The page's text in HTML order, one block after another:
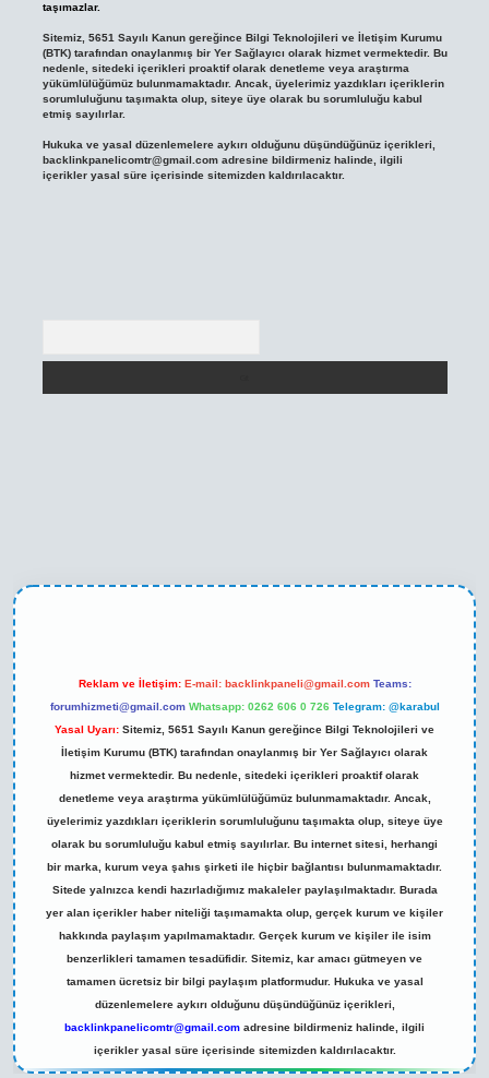
taşımazlar.
Sitemiz, 5651 Sayılı Kanun gereğince Bilgi Teknolojileri ve İletişim Kurumu
(BTK) tarafından onaylanmış bir Yer Sağlayıcı olarak hizmet vermektedir. Bu
nedenle, sitedeki içerikleri proaktif olarak denetleme veya araştırma
yükümlülüğümüz bulunmamaktadır. Ancak, üyelerimiz yazdıkları içeriklerin
sorumluluğunu taşımakta olup, siteye üye olarak bu sorumluluğu kabul
etmiş sayılırlar.
Hukuka ve yasal düzenlemelere aykırı olduğunu düşündüğünüz içerikleri,
backlinkpanelicomtr@gmail.comadresine bildirmeniz halinde, ilgili
içerikler yasal süre içerisinde sitemizden kaldırılacaktır.
Reklam ve İletişim: E-mail: backlinkpaneli@gmail.com Teams:
forumhizmeti@gmail.com Whatsapp: 0262 606 0 726 Telegram: @karabul
Yasal Uyarı: Sitemiz, 5651 Sayılı Kanun gereğince Bilgi Teknolojileri ve
İletişim Kurumu (BTK) tarafından onaylanmış bir Yer Sağlayıcı olarak
hizmet vermektedir. Bu nedenle, sitedeki içerikleri proaktif olarak
denetleme veya araştırma yükümlülüğümüz bulunmamaktadır. Ancak,
üyelerimiz yazdıkları içeriklerin sorumluluğunu taşımakta olup, siteye üye
olarak bu sorumluluğu kabul etmiş sayılırlar. Bu internet sitesi, herhangi
bir marka, kurum veya şahıs şirketi ile hiçbir bağlantısı bulunmamaktadır.
Sitede yalnızca kendi hazırladığımız makaleler paylaşılmaktadır. Burada
yer alan içerikler haber niteliği taşımamakta olup, gerçek kurum ve kişiler
hakkında paylaşım yapılmamaktadır. Gerçek kurum ve kişiler ile isim
benzerlikleri tamamen tesadüfidir. Sitemiz, kar amacı gütmeyen ve
tamamen ücretsiz bir bilgi paylaşım platformudur. Hukuka ve yasal
düzenlemelere aykırı olduğunu düşündüğünüz içerikleri,
backlinkpanelicomtr@gmail.com adresine bildirmeniz halinde, ilgili
içerikler yasal süre içerisinde sitemizden kaldırılacaktır.